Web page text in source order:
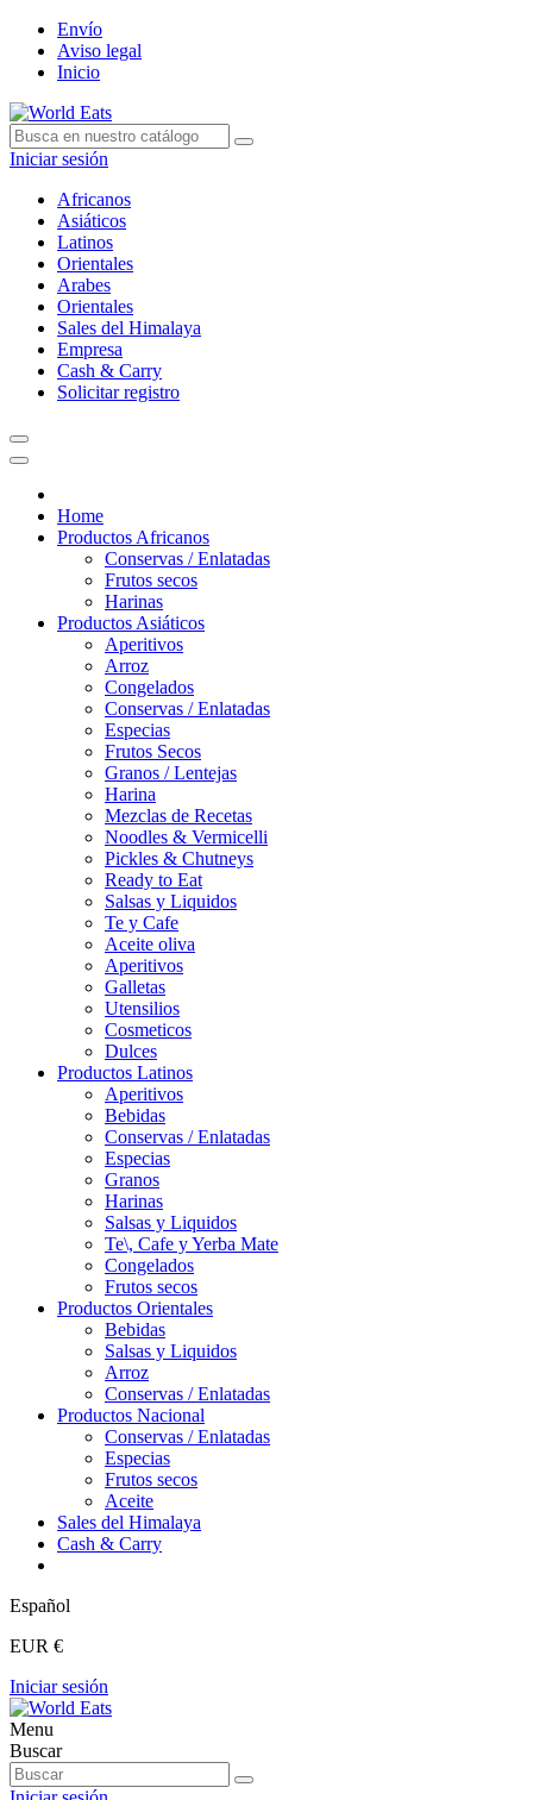
Envío
Aviso legal
Inicio
Iniciar sesión
Africanos
Asiáticos
Latinos
Orientales
Arabes
Orientales
Sales del Himalaya
Empresa
Cash & Carry
Solicitar registro
Home
Productos Africanos
Conservas / Enlatadas
Frutos secos
Harinas
Productos Asiáticos
Aperitivos
Arroz
Congelados
Conservas / Enlatadas
Especias
Frutos Secos
Granos / Lentejas
Harina
Mezclas de Recetas
Noodles & Vermicelli
Pickles & Chutneys
Ready to Eat
Salsas y Liquidos
Te y Cafe
Aceite oliva
Aperitivos
Galletas
Utensilios
Cosmeticos
Dulces
Productos Latinos
Aperitivos
Bebidas
Conservas / Enlatadas
Especias
Granos
Harinas
Salsas y Liquidos
Te\, Cafe y Yerba Mate
Congelados
Frutos secos
Productos Orientales
Bebidas
Salsas y Liquidos
Arroz
Conservas / Enlatadas
Productos Nacional
Conservas / Enlatadas
Especias
Frutos secos
Aceite
Sales del Himalaya
Cash & Carry
Español
EUR €
Iniciar sesión
Menu
Buscar